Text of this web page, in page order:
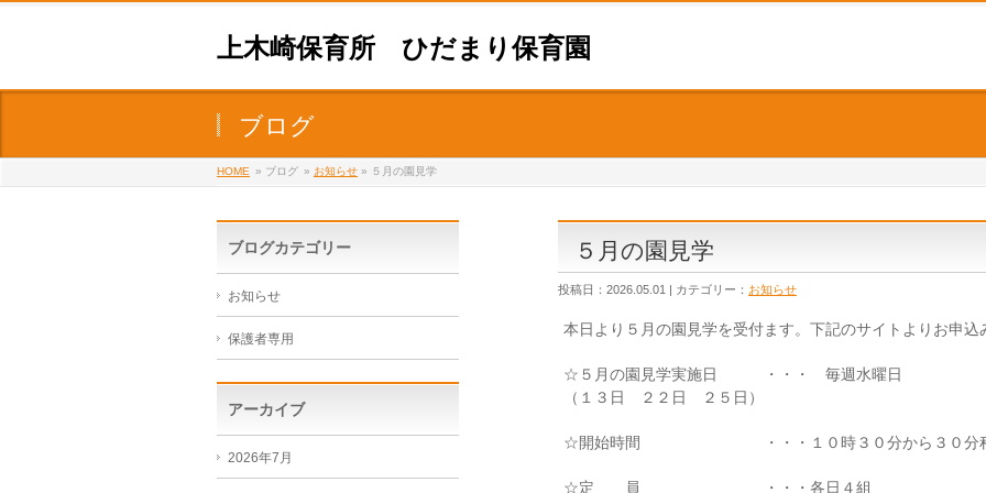
上木崎保育所 ひだまり保育園
ブログ
HOME » ブログ » お知らせ » ５月の園見学
５月の園見学
投稿日：2026.05.01 | カテゴリー： お知らせ
本日より５月の園見学を受付ます。下記のサイトよりお申込
☆５月の園見学実施日 ・・・ 毎週水曜日
（１３日 ２２日 ２５日）
☆開始時間 ・・・１０時３０分から３０分
☆定 員 ・・・各日４組
ブログカテゴリー
お知らせ
保護者専用
アーカイブ
2026年7月